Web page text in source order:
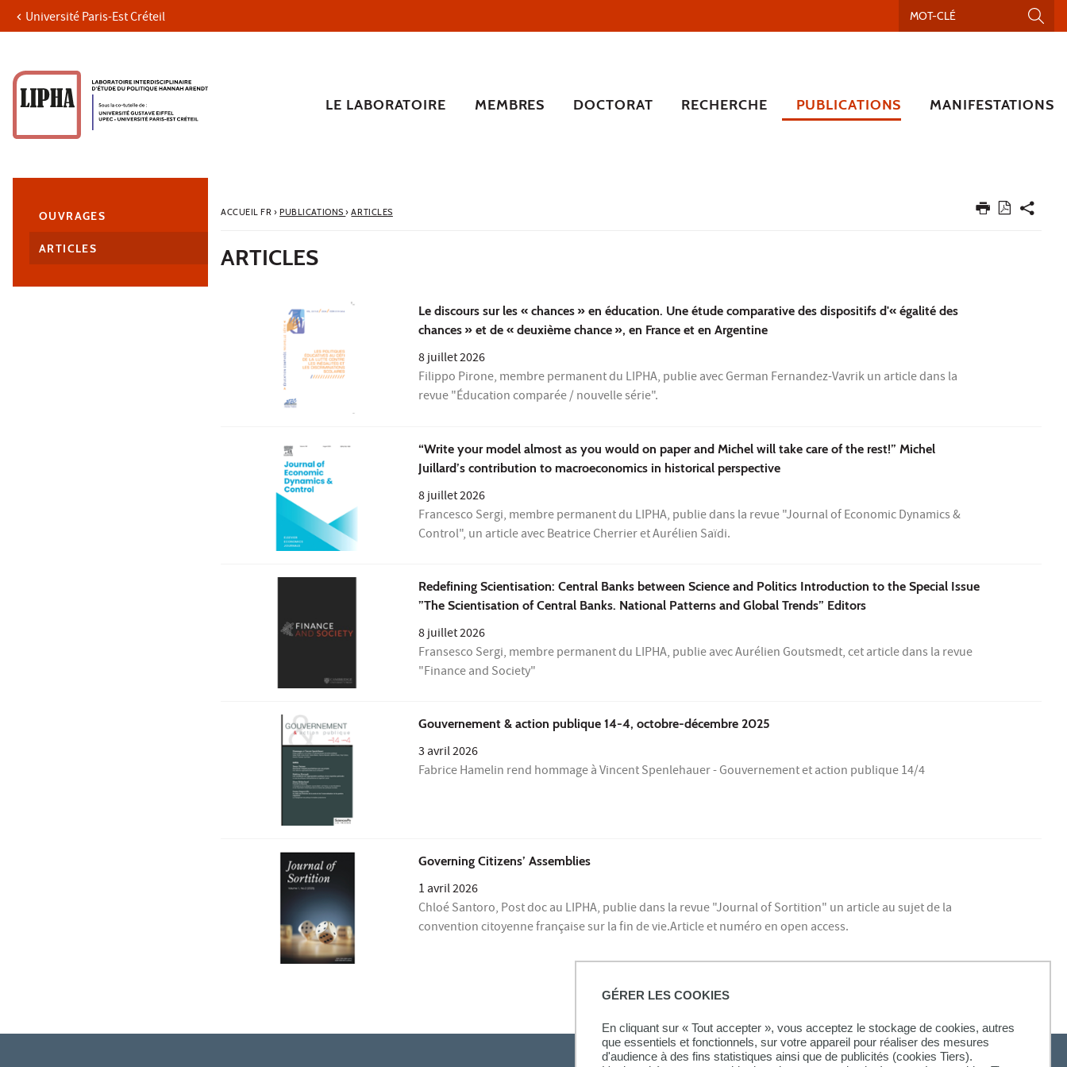
GÉRER LES COOKIES
En cliquant sur « Tout accepter », vous acceptez le stockage de cookies, autres
que essentiels et fonctionnels, sur votre appareil pour réaliser des mesures
d'audience à des fins statistiques ainsi que de publicités (cookies Tiers).
Aller au contenu
Recherche
Navigation secondaire
Université Paris-Est Créteil
LE LABORATOIRE MEMBRES DOCTORAT RECHERCHE PUBLICATIONS MANIFESTATIONS
ACCUEIL FR› PUBLICATIONS› ARTICLES
ARTICLES
Le discours sur les « chances » en éducation. Une étude comparative des dispositifs d'« égalité des
chances » et de « deuxième chance », en France et en Argentine
8 juillet 2026
Filippo Pirone, membre permanent du LIPHA, publie avec German Fernandez-Vavrik un article dans la
revue "Éducation comparée / nouvelle série".
“Write your model almost as you would on paper and Michel will take care of the rest!” Michel
Juillard’s contribution to macroeconomics in historical perspective
8 juillet 2026
Francesco Sergi, membre permanent du LIPHA, publie dans la revue "Journal of Economic Dynamics &
Control", un article avec Beatrice Cherrier et Aurélien Saïdi.
Redefining Scientisation: Central Banks between Science and Politics Introduction to the Special Issue
”The Scientisation of Central Banks. National Patterns and Global Trends” Editors
8 juillet 2026
Fransesco Sergi, membre permanent du LIPHA, publie avec Aurélien Goutsmedt, cet article dans la revue
"Finance and Society"
Gouvernement & action publique 14-4, octobre-décembre 2025
3 avril 2026
Fabrice Hamelin rend hommage à Vincent Spenlehauer - Gouvernement et action publique 14/4
Governing Citizens’ Assemblies
1 avril 2026
Chloé Santoro, Post doc au LIPHA, publie dans la revue "Journal of Sortition" un article au sujet de la
convention citoyenne française sur la fin de vie.Article et numéro en open access.
OUVRAGES
ARTICLES